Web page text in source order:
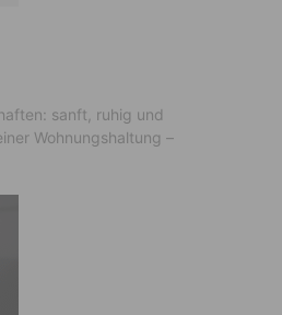
sanft, ruhig und
Wohnungshaltung –